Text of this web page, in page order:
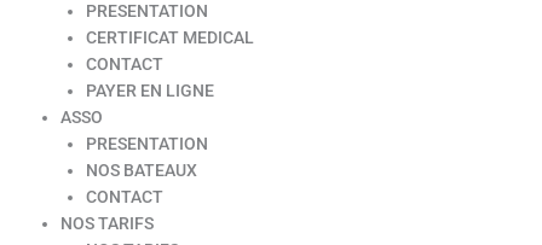
PRESENTATION
CERTIFICAT MEDICAL
CONTACT
PAYER EN LIGNE
ASSO
PRESENTATION
NOS BATEAUX
CONTACT
NOS TARIFS